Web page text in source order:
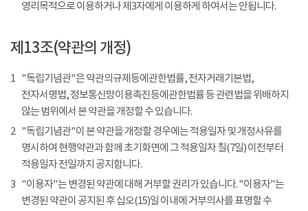
영리목적으로 이용하거나 제3자에게 이용하게 하여서는 안됩니다.
제13조(약관의 개정)
1 "독립기념관"은 약관의규제등에관한법률, 전자거래기본법,
전자서명법, 정보통신망이용촉진등에관한법률 등 관련법을 위배하지
않는 범위에서 본 약관을 개정할 수 있습니다.
2 "독립기념관"이 본 약관을 개정할 경우에는 적용일자 및 개정사유를
명시하여 현행약관과 함께 초기화면에 그 적용일자 칠(7일) 이전부터
적용일자 전일까지 공지합니다.
3 "이용자"는 변경된 약관에 대해 거부할 권리가 있습니다. "이용자"는
변경된 약관이 공지된 후 십오(15)일 이내에 거부의사를 표명할 수